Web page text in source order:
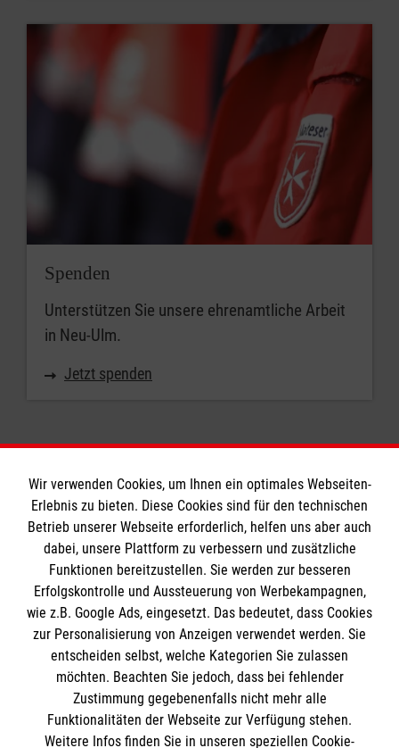
Spenden
Unterstützen Sie unsere ehrenamtliche Arbeit
in Neu-Ulm.
Jetzt spenden
Informationen
Impressum
Datenschutz
Kontakt
Barrierefreiheit
Die Malteser
Malteser in Deutschland
Malteserorden
Spendenkonto
Wir verwenden Cookies, um Ihnen ein optimales Webseiten-
Erlebnis zu bieten. Diese Cookies sind für den technischen
Betrieb unserer Webseite erforderlich, helfen uns aber auch
dabei, unsere Plattform zu verbessern und zusätzliche
Funktionen bereitzustellen. Sie werden zur besseren
Erfolgskontrolle und Aussteuerung von Werbekampagnen,
wie z.B. Google Ads, eingesetzt. Das bedeutet, dass Cookies
zur Personalisierung von Anzeigen verwendet werden. Sie
entscheiden selbst, welche Kategorien Sie zulassen
möchten. Beachten Sie jedoch, dass bei fehlender
Zustimmung gegebenenfalls nicht mehr alle
Funktionalitäten der Webseite zur Verfügung stehen.
Weitere Infos finden Sie in unseren speziellen Cookie-